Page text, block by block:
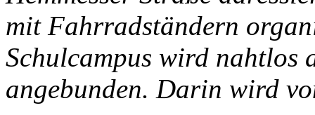
mit Fahrradständern
Schulcampus wird nahtlos
angebunden. Darin wird